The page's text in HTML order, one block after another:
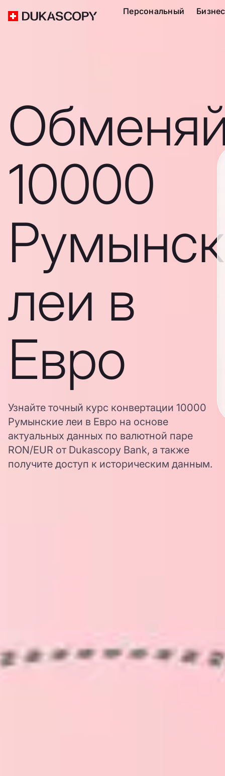
Персональный Бизнес
10000
леи в
Евро
Узнайте точный курс конвертации 10000
Румынские леи в Евро на основе
актуальных данных по валютной паре
RON/EUR от Dukascopy Bank, а также
получите доступ к историческим данным.